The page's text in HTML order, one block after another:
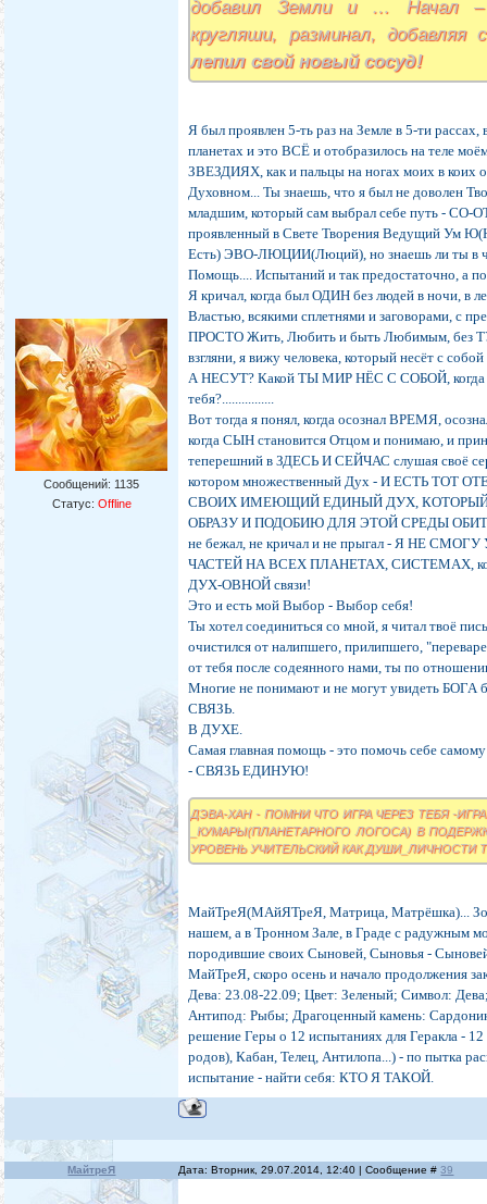
Сообщений: 1135
Статус: Offline
добавил Земли и … Начал
кругляши, разминал,
лепил свой новый сосуд!
Я был проявлен 5-ть раз на Земле в 5-ти
планетах и это ВСЁ и отобразилось на теле
ЗВЕЗДИЯХ, как и пальцы на ногах моих в коих
Духовном... Ты знаешь, что я был не доволен
младшим, который сам выбрал себе путь -
проявленный в Свете Творения Ведущий Ум
Есть) ЭВО-ЛЮЦИИ(Люций), но знаешь ли ты в
Помощь.... Испытаний и так предостаточно, а
Я кричал, когда был ОДИН без людей в ночи, в
Властью, всякими сплетнями и заговорами, с
ПРОСТО Жить, Любить и быть Любимым, без
взгляни, я вижу человека, который несёт с
А НЕСУТ? Какой ТЫ МИР НЁС С СОБОЙ, когда
тебя?................
Вот тогда я понял, когда осознал ВРЕМЯ,
когда СЫН становится Отцом и понимаю, и
теперешний в ЗДЕСЬ И СЕЙЧАС слушая своё
котором множественный Дух - И ЕСТЬ
СВОИХ ИМЕЮЩИЙ ЕДИНЫЙ ДУХ, КОТОРЫЙ
ОБРАЗУ И ПОДОБИЮ ДЛЯ ЭТОЙ СРЕДЫ
не бежал, не кричал и не прыгал - Я НЕ
ЧАСТЕЙ НА ВСЕХ ПЛАНЕТАХ, СИСТЕМАХ,
ДУХ-ОВНОЙ связи!
Это и есть мой Выбор - Выбор себя!
Ты хотел соединиться со мной, я читал твоё
очистился от налипшего, прилипшего,
от тебя после содеянного нами, ты по
Многие не понимают и не могут увидеть БОГА
СВЯЗЬ.
В ДУХЕ.
Самая главная помощь - это помочь себе
- СВЯЗЬ ЕДИНУЮ!
ДЭВА-ХАН - ПОМНИ ЧТО ИГРА ЧЕРЕЗ ТЕБЯ -
_КУМАРЫ(ПЛАНЕТАРНОГО ЛОГОСА) В
УРОВЕНЬ УЧИТЕЛЬСКИЙ КАК ДУШИ_ЛИЧНОСТИ
МайТреЯ(МАйЯТреЯ, Матрица, Матрёшка)...
нашем, а в Тронном Зале, в Граде с радужным
породившие своих Сыновей, Сыновья -
МайТреЯ, скоро осень и начало продолжения
Дева: 23.08-22.09; Цвет: Зеленый; Символ:
Антипод: Рыбы; Драгоценный камень:
решение Геры о 12 испытаниях для Геракла -
родов), Кабан, Телец, Антилопа...) - по пытка
испытание - найти себя: КТО Я ТАКОЙ.
МайтреЯ Дата: Вторник, 29.07.2014, 12:40 | Сообщение #39